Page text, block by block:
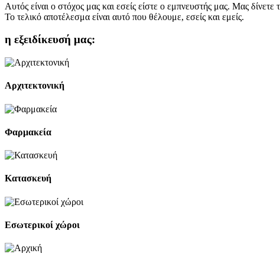
Αυτός είναι ο στόχος μας και εσείς είστε ο εμπνευστής μας. Μας
Το τελικό αποτέλεσμα είναι αυτό που θέλουμε, εσείς και εμείς.
η εξειδίκευσή μας:
Αρχιτεκτονική
Φαρμακεία
Κατασκευή
Εσωτερικοί χώροι